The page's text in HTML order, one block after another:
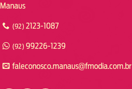
Manaus
(92) 2123-1087
(92) 99226-1239
faleconosco.manaus@fmodia.com.br